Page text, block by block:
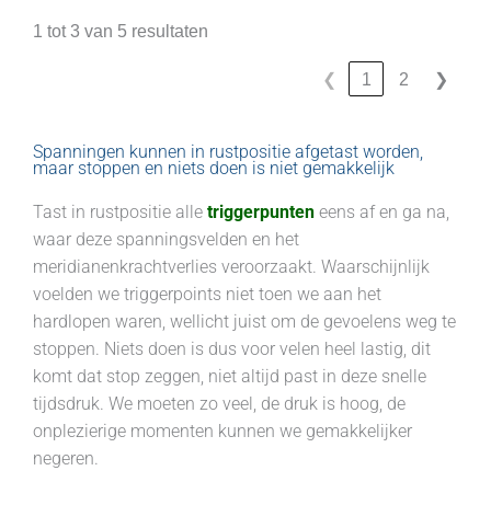
1 tot 3 van 5 resultaten
❮ 1 2 ❯
Spanningen kunnen in rustpositie afgetast worden,
maar stoppen en niets doen is niet gemakkelijk
Tast in rustpositie alle triggerpunten eens af en ga na,
waar deze spanningsvelden en het
meridianenkrachtverlies veroorzaakt. Waarschijnlijk
voelden we triggerpoints niet toen we aan het
hardlopen waren, wellicht juist om de gevoelens weg te
stoppen. Niets doen is dus voor velen heel lastig, dit
komt dat stop zeggen, niet altijd past in deze snelle
tijdsdruk. We moeten zo veel, de druk is hoog, de
onplezierige momenten kunnen we gemakkelijker
negeren.